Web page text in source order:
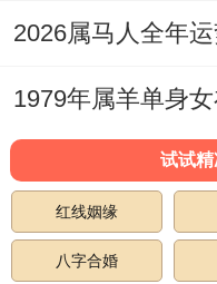
焦」；午月生人
停滞反复，需主
他们共同面临「
问题。对应在现
及皮肤健康，情
2026属马人全年
试试
红线姻缘
八字合婚